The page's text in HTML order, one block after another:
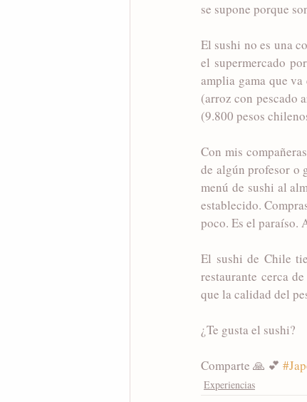
se supone porque
El sushi no es una
el supermercado
amplia gama que
(arroz con pescado
(9.800 pesos
Con mis
de algún profesor o
menú de sushi al
establecido.
poco. Es el paraíso.
El sushi de Chile
restaurante cerca
que la calidad del
¿Te gusta el sushi?
Comparte 🙏 💕
Experiencias